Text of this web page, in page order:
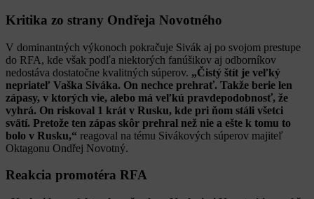
Kritika zo strany Ondřeja Novotného
V dominantných výkonoch pokračuje Sivák aj po svojom prestupe
do RFA, kde však podľa niektorých fanúšikov aj odborníkov
nedostáva dostatočne kvalitných súperov. „Čistý štít je veľký
nepriateľ Vaška Siváka. On nechce prehrať. Takže berie len
zápasy, v ktorých vie, alebo má veľkú pravdepodobnosť, že
vyhrá. On riskoval 1 krát v Rusku, kde pri ňom stáli všetci
svätí. Pretože ten zápas skôr prehral než nie a ešte k tomu to
bolo v Rusku,“ reagoval na tému Sivákových súperov majiteľ
Oktagonu Ondřej Novotný.
Reakcia promotéra RFA